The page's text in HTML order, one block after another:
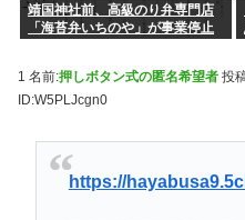
靖国神社前、高級のり弁専門店
「海苔弁いちのや」が事業停止
1 名前:押しボタン式の匿名希望者 投
ID:W5PLJcgn0
https://